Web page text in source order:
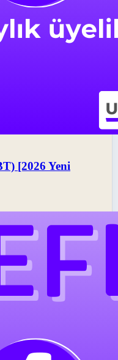
[2026 Yeni